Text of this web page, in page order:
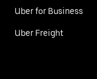
Uber for Business
Uber Freight